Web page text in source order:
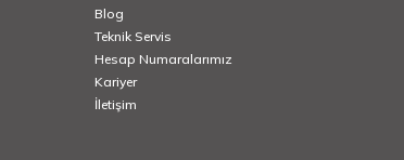
Blog
Teknik Servis
Hesap Numaralarımız
Kariyer
İletişim